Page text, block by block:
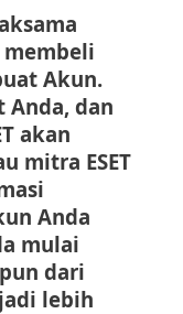
Akun.
dan
akan
mitra ESET
Anda
mulai
dari
lebih